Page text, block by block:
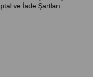
ve İade Şartları